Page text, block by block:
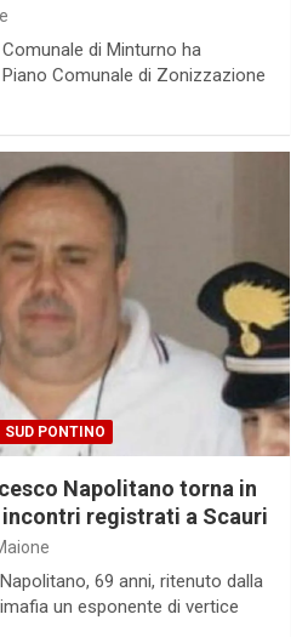
di Minturno ha
Comunale di Zonizzazione
SUD PONTINO
Napolitano torna in
registrati a Scauri
69 anni, ritenuto dalla
un esponente di vertice